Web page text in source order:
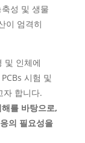
성 및 생물
이 엄격히
및 인체에
시험 및
자 합니다.
를 바탕으로,
의 필요성을